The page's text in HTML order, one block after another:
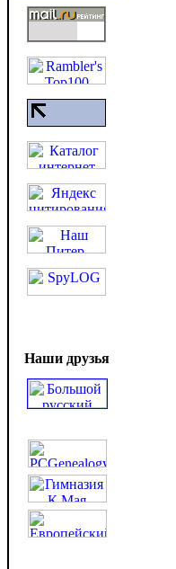
Наши друзья